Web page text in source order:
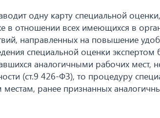
одну карту специальной
в отношении всех имеющихся в
направленных на повышение
специальной оценки экспертом
аналогичными рабочих мест,
(ст.9 426-ФЗ), то процедуру
ранее признанных